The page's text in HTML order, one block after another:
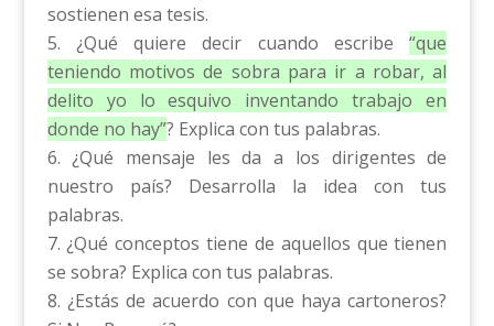
sostienen esa tesis.
¿Qué quiere decir cuando escribe“que
teniendo motivos de sobra para ir a robar, al
delito yo lo esquivo inventando trabajo en
donde no hay”? Explica con tus palabras.
¿Qué mensaje les da a los dirigentes de
nuestro país? Desarrolla la idea con tus
palabras.
¿Qué conceptos tiene de aquellos que tienen
se sobra? Explica con tus palabras.
¿Estás de acuerdo con que haya cartoneros?